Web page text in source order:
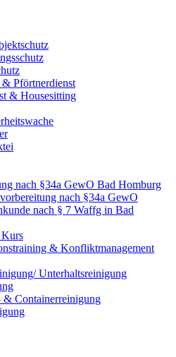
Pförtnerdienst
& Housesitting
nach §34a GewO Bad Homburg
nach §34a GewO
nach § 7 Waffg in Bad
& Konfliktmanagement
Unterhaltsreinigung
& Containerreinigung